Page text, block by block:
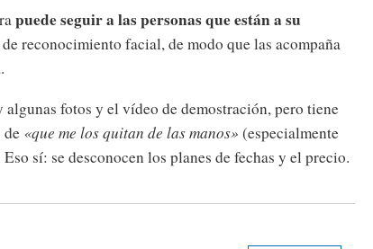
puede seguir a las personas que están a su
reconocimiento facial, de modo que las acompaña
algunas fotos y el vídeo de demostración, pero tiene
de «que me los quitan de las manos» (especialmente
Eso sí: se desconocen los planes de fechas y el precio.